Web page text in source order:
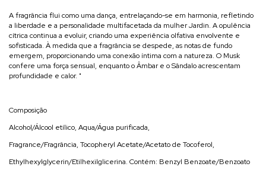
A fragrância flui como uma dança, entrelaçando-se em harmonia, refletindo
a liberdade e a personalidade multifacetada da mulher Jardin. A opulência
cítrica continua a evoluir, criando uma experiência olfativa envolvente e
sofisticada. À medida que a fragrância se despede, as notas de fundo
emergem, proporcionando uma conexão íntima com a natureza. O Musk
confere uma força sensual, enquanto o Âmbar e o Sândalo acrescentam
profundidade e calor. "
Composição
Alcohol/Álcool etílico, Aqua/Água purificada,
Fragrance/Fragrância, Tocopheryl Acetate/Acetato de Tocoferol,
Ethylhexylglycerin/Etilhexilglicerina. Contém: Benzyl Benzoate/Benzoato